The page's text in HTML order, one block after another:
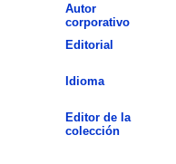
Autor
corporativo
Editorial
Idioma
Editor de la
colección